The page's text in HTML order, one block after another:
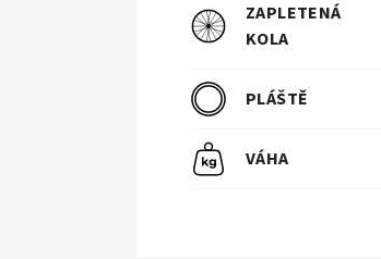
ZAPLETENÁ
KOLA
PLÁŠTĚ
VÁHA